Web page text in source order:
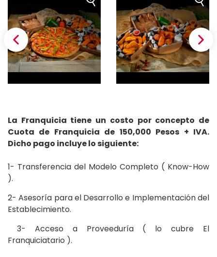
La Franquicia tiene un costo por concepto de
Cuota de Franquicia de 150,000 Pesos + IVA.
Dicho pago incluye lo siguiente:
1- Transferencia del Modelo Completo ( Know-How
).
2- Asesoría para el Desarrollo e Implementación del
Establecimiento.
3- Acceso a Proveeduría ( lo cubre El
Franquiciatario ).